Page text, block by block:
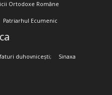
Ortodoxe Române
Patriarhul Ecumenic
duhovnicești; Sinaxa